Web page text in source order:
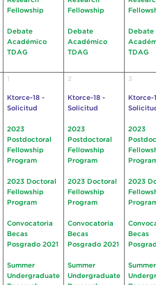
Fellowship
Debate
Académico
TDAG
Fellowship
Debate
Académico
TDAG
Debate
TDAG
Ktorce-18 -
Solicitud
2023
Postdoctoral
Fellowship
Program
2023 Doctoral
Fellowship
Program
Convocatoria
Becas
Posgrado 2021
Summer
Undergraduate
2
Ktorce-18 -
Solicitud
2023
Postdoctoral
Fellowship
Program
2023 Doctoral
Fellowship
Program
Convocatoria
Becas
Posgrado 2021
Summer
Undergraduate
3
Ktorce-
2023
2023
Becas
Summer